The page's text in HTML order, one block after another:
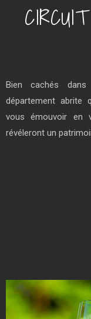
Bien cachés
département abrite
vous émouvoir en
révéleront un